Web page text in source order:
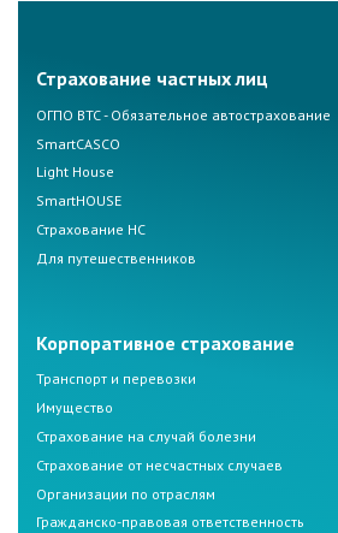
Страхование частных лиц
ОГПО ВТС - Обязательное автострахование
SmartCASCO
Light House
SmartHOUSE
Страхование НС
Для путешественников
Корпоративное страхование
Транспорт и перевозки
Имущество
Страхование на случай болезни
Страхование от несчастных случаев
Организации по отраслям
Гражданско-правовая ответственность